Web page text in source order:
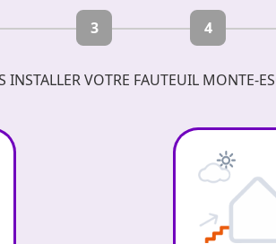
3 4
VOTRE FAUTEUIL MONTE-